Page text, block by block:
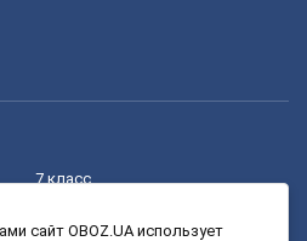
7 класс
сайт OBOZ.UA использует